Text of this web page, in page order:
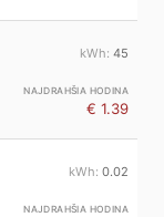
45
€ 1.39
0.02